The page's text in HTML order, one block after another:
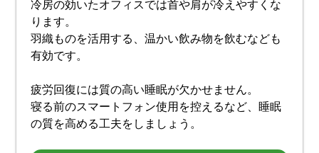
冷房の効いたオフィスでは首や肩が冷えやすくな
ります。
羽織ものを活用する、温かい飲み物を飲むなども
有効です。
疲労回復には質の高い睡眠が欠かせません。
寝る前のスマートフォン使用を控えるなど、睡眠
の質を高める工夫をしましょう。